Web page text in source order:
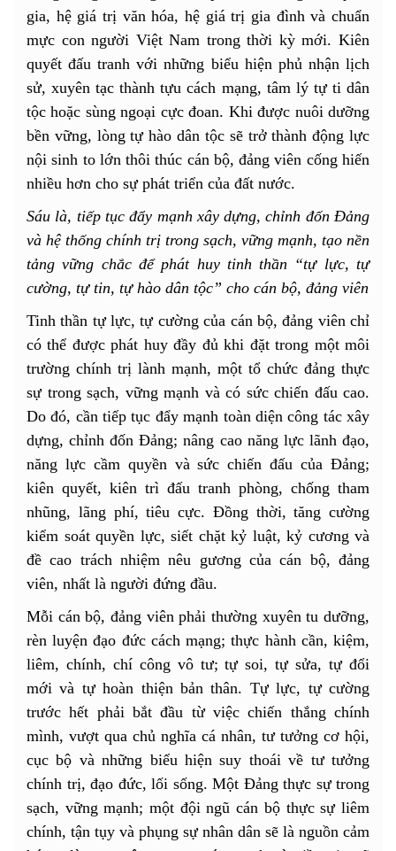
gia, hệ giá trị văn hóa, hệ giá trị gia đình và chuẩn
mực con người Việt Nam trong thời kỳ mới. Kiên
quyết đấu tranh với những biểu hiện phủ nhận lịch
sử, xuyên tạc thành tựu cách mạng, tâm lý tự ti dân
tộc hoặc sùng ngoại cực đoan. Khi được nuôi dưỡng
bền vững, lòng tự hào dân tộc sẽ trở thành động lực
nội sinh to lớn thôi thúc cán bộ, đảng viên cống hiến
nhiều hơn cho sự phát triển của đất nước.
Sáu là, tiếp tục đẩy mạnh xây dựng, chỉnh đốn Đảng
và hệ thống chính trị trong sạch, vững mạnh, tạo nền
tảng vững chắc để phát huy tinh thần “tự lực, tự
cường, tự tin, tự hào dân tộc” cho cán bộ, đảng viên
Tinh thần tự lực, tự cường của cán bộ, đảng viên chỉ
có thể được phát huy đầy đủ khi đặt trong một môi
trường chính trị lành mạnh, một tổ chức đảng thực
sự trong sạch, vững mạnh và có sức chiến đấu cao.
Do đó, cần tiếp tục đẩy mạnh toàn diện công tác xây
dựng, chỉnh đốn Đảng; nâng cao năng lực lãnh đạo,
năng lực cầm quyền và sức chiến đấu của Đảng;
kiên quyết, kiên trì đấu tranh phòng, chống tham
nhũng, lãng phí, tiêu cực. Đồng thời, tăng cường
kiểm soát quyền lực, siết chặt kỷ luật, kỷ cương và
đề cao trách nhiệm nêu gương của cán bộ, đảng
viên, nhất là người đứng đầu.
Mỗi cán bộ, đảng viên phải thường xuyên tu dưỡng,
rèn luyện đạo đức cách mạng; thực hành cần, kiệm,
liêm, chính, chí công vô tư; tự soi, tự sửa, tự đổi
mới và tự hoàn thiện bản thân. Tự lực, tự cường
trước hết phải bắt đầu từ việc chiến thắng chính
mình, vượt qua chủ nghĩa cá nhân, tư tưởng cơ hội,
cục bộ và những biểu hiện suy thoái về tư tưởng
chính trị, đạo đức, lối sống. Một Đảng thực sự trong
sạch, vững mạnh; một đội ngũ cán bộ thực sự liêm
chính, tận tụy và phụng sự nhân dân sẽ là nguồn cảm